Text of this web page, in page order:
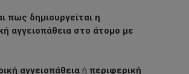
πως δημιουργείται η
αγγειοπάθεια στο άτομο με
αγγειοπάθεια ή περιφερική